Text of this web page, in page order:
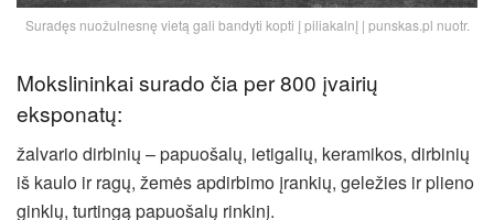
Suradęs nuožulnesnę vietą gali bandyti kopti į piliakalnį | punskas.pl nuotr.
Mokslininkai surado čia per 800 įvairių
eksponatų:
žalvario dirbinių – papuošalų, ietigalių, keramikos, dirbinių
iš kaulo ir ragų, žemės apdirbimo įrankių, geležies ir plieno
ginklų, turtingą papuošalų rinkinį.